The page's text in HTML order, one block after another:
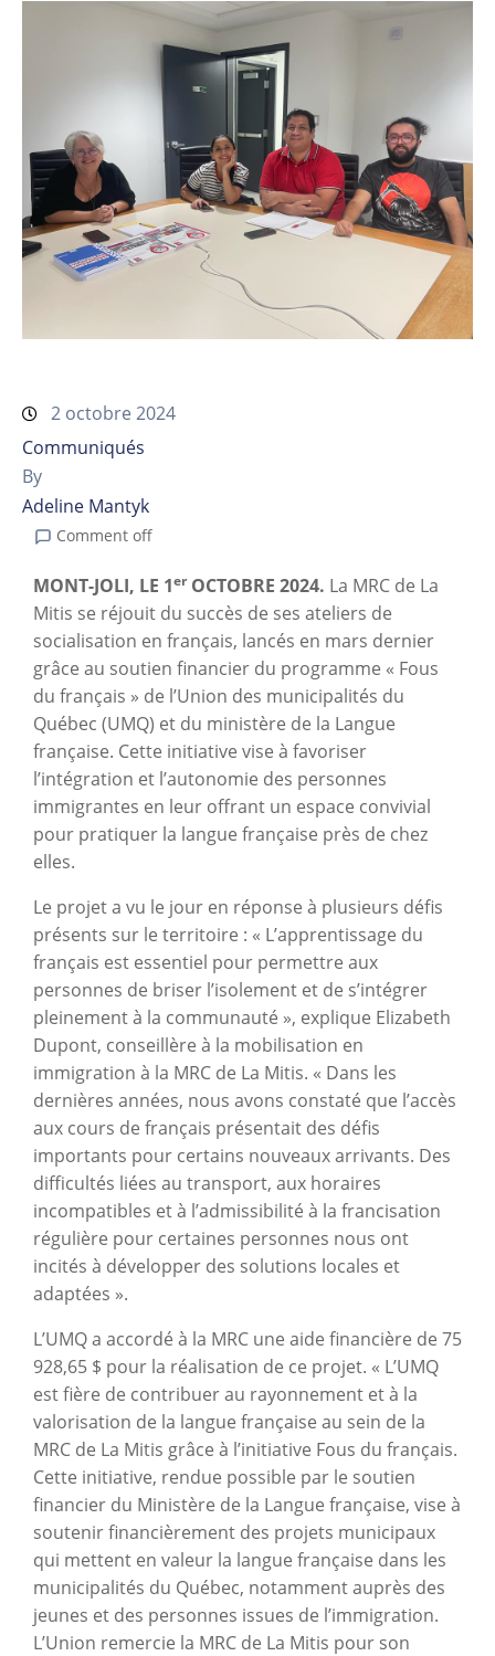
2 octobre 2024
Communiqués
By
Adeline Mantyk
Comment off
MONT-JOLI, LE 1erOCTOBRE 2024. La MRC de La
Mitis se réjouit du succès de ses ateliers de
socialisation en français, lancés en mars dernier
grâce au soutien financier du programme « Fous
du français » de l’Union des municipalités du
Québec (UMQ) et du ministère de la Langue
française. Cette initiative vise à favoriser
l’intégration et l’autonomie des personnes
immigrantes en leur offrant un espace convivial
pour pratiquer la langue française près de chez
elles.
Le projet a vu le jour en réponse à plusieurs défis
présents sur le territoire : « L’apprentissage du
français est essentiel pour permettre aux
personnes de briser l’isolement et de s’intégrer
pleinement à la communauté », explique Elizabeth
Dupont, conseillère à la mobilisation en
immigration à la MRC de La Mitis. « Dans les
dernières années, nous avons constaté que l’accès
aux cours de français présentait des défis
importants pour certains nouveaux arrivants. Des
difficultés liées au transport, aux horaires
incompatibles et à l’admissibilité à la francisation
régulière pour certaines personnes nous ont
incités à développer des solutions locales et
adaptées ».
L’UMQ a accordé à la MRC une aide financière de 75
928,65 $ pour la réalisation de ce projet. « L’UMQ
est fière de contribuer au rayonnement et à la
valorisation de la langue française au sein de la
MRC de La Mitis grâce à l’initiative Fous du français.
Cette initiative, rendue possible par le soutien
financier du Ministère de la Langue française, vise à
soutenir financièrement des projets municipaux
qui mettent en valeur la langue française dans les
municipalités du Québec, notamment auprès des
jeunes et des personnes issues de l’immigration.
L’Union remercie la MRC de La Mitis pour son